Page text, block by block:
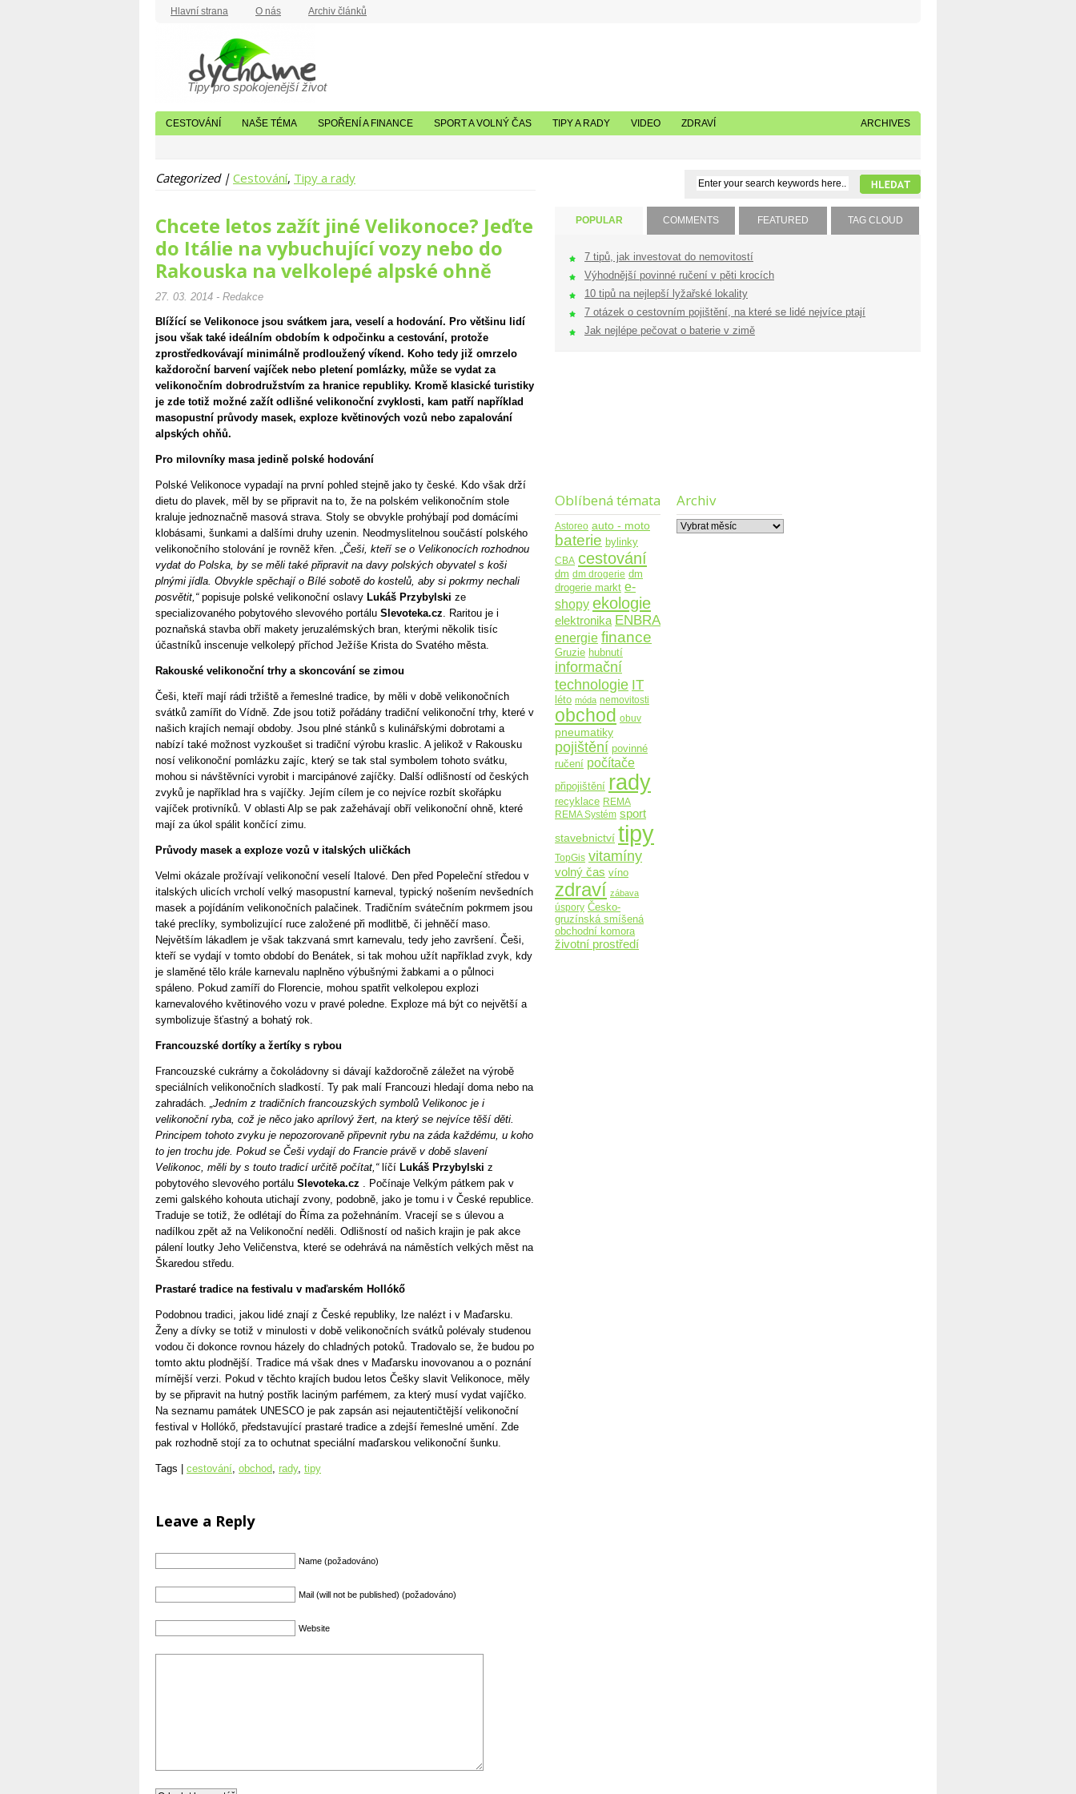
Hlavní strana O nás Archiv článků
Tipy pro spokojenější život
CESTOVÁNÍ NAŠE TÉMA SPOŘENÍ A FINANCE SPORT A VOLNÝ ČAS TIPY A RADY VIDEO ZDRAVÍ ARCHIVES
Categorized | Cestování, Tipy a rady
Chcete letos zažít jiné Velikonoce? Jeďte
do Itálie na vybuchující vozy nebo do
Rakouska na velkolepé alpské ohně
27. 03. 2014 - Redakce
Blížící se Velikonoce jsou svátkem jara, veselí a hodování. Pro většinu lidí
jsou však také ideálním obdobím k odpočinku a cestování, protože
zprostředkovávají minimálně prodloužený víkend. Koho tedy již omrzelo
každoroční barvení vajíček nebo pletení pomlázky, může se vydat za
velikonočním dobrodružstvím za hranice republiky. Kromě klasické turistiky
je zde totiž možné zažít odlišné velikonoční zvyklosti, kam patří například
masopustní průvody masek, exploze květinových vozů nebo zapalování
alpských ohňů.
Pro milovníky masa jedině polské hodování
Polské Velikonoce vypadají na první pohled stejně jako ty české. Kdo však drží
dietu do plavek, měl by se připravit na to, že na polském velikonočním stole
kraluje jednoznačně masová strava. Stoly se obvykle prohýbají pod domácími
klobásami, šunkami a dalšími druhy uzenin. Neodmyslitelnou součástí polského
velikonočního stolování je rovněž křen. „Češi, kteří se o Velikonocích rozhodnou
vydat do Polska, by se měli také připravit na davy polských obyvatel s koši
plnými jídla. Obvykle spěchají o Bílé sobotě do kostelů, aby si pokrmy nechali
posvětit,“popisuje polské velikonoční oslavy Lukáš Przybylski ze
specializovaného pobytového slevového portálu Slevoteka.cz. Raritou je i
poznaňská stavba obří makety jeruzalémských bran, kterými několik tisíc
účastníků inscenuje velkolepý příchod Ježíše Krista do Svatého města.
Rakouské velikonoční trhy a skoncování se zimou
Češi, kteří mají rádi tržiště a řemeslné tradice, by měli v době velikonočních
svátků zamířit do Vídně. Zde jsou totiž pořádány tradiční velikonoční trhy, které v
našich krajích nemají obdoby. Jsou plné stánků s kulinářskými dobrotami a
nabízí také možnost vyzkoušet si tradiční výrobu kraslic. A jelikož v Rakousku
nosí velikonoční pomlázku zajíc, který se tak stal symbolem tohoto svátku,
mohou si návštěvníci vyrobit i marcipánové zajíčky. Další odlišností od českých
zvyků je například hra s vajíčky. Jejím cílem je co nejvíce rozbít skořápku
vajíček protivníků. V oblasti Alp se pak zažehávají obří velikonoční ohně, které
mají za úkol spálit končící zimu.
Průvody masek a exploze vozů v italských uličkách
Velmi okázale prožívají velikonoční veselí Italové. Den před Popeleční středou v
italských ulicích vrcholí velký masopustní karneval, typický nošením nevšedních
masek a pojídáním velikonočních palačinek. Tradičním svátečním pokrmem jsou
také preclíky, symbolizující ruce založené při modlitbě, či jehněčí maso.
Největším lákadlem je však takzvaná smrt karnevalu, tedy jeho završení. Češi,
kteří se vydají v tomto období do Benátek, si tak mohou užít například zvyk, kdy
je slaměné tělo krále karnevalu naplněno výbušnými žabkami a o půlnoci
spáleno. Pokud zamíří do Florencie, mohou spatřit velkolepou explozi
karnevalového květinového vozu v pravé poledne. Exploze má být co největší a
symbolizuje šťastný a bohatý rok.
Francouzské dortíky a žertíky s rybou
Francouzské cukrárny a čokoládovny si dávají každoročně záležet na výrobě
speciálních velikonočních sladkostí. Ty pak malí Francouzi hledají doma nebo na
zahradách. „Jedním z tradičních francouzských symbolů Velikonoc je i
velikonoční ryba, což je něco jako aprílový žert, na který se nejvíce těší děti.
Principem tohoto zvyku je nepozorovaně připevnit rybu na záda každému, u koho
to jen trochu jde. Pokud se Češi vydají do Francie právě v době slavení
Velikonoc, měli by s touto tradicí určitě počítat,“líčí Lukáš Przybylski z
pobytového slevového portálu Slevoteka.cz . Počínaje Velkým pátkem pak v
zemi galského kohouta utichají zvony, podobně, jako je tomu i v České republice.
Traduje se totiž, že odlétají do Říma za požehnáním. Vracejí se s úlevou a
nadílkou zpět až na Velikonoční neděli. Odlišností od našich krajin je pak akce
pálení loutky Jeho Veličenstva, které se odehrává na náměstích velkých měst na
Škaredou středu.
Prastaré tradice na festivalu v maďarském Hollókő
Podobnou tradici, jakou lidé znají z České republiky, lze nalézt i v Maďarsku.
Ženy a dívky se totiž v minulosti v době velikonočních svátků polévaly studenou
vodou či dokonce rovnou házely do chladných potoků. Tradovalo se, že budou po
tomto aktu plodnější. Tradice má však dnes v Maďarsku inovovanou a o poznání
mírnější verzi. Pokud v těchto krajích budou letos Češky slavit Velikonoce, měly
by se připravit na hutný postřik laciným parfémem, za který musí vydat vajíčko.
Na seznamu památek UNESCO je pak zapsán asi nejautentičtější velikonoční
festival v Hollókő, představující prastaré tradice a zdejší řemeslné umění. Zde
pak rozhodně stojí za to ochutnat speciální maďarskou velikonoční šunku.
Tags | cestování, obchod, rady, tipy
Leave a Reply
Name (požadováno)
Mail (will not be published) (požadováno)
Website
POPULAR COMMENTS FEATURED TAG CLOUD
7 tipů, jak investovat do nemovitostí
Výhodnější povinné ručení v pěti krocích
10 tipů na nejlepší lyžařské lokality
7 otázek o cestovním pojištění, na které se lidé nejvíce ptají
Jak nejlépe pečovat o baterie v zimě
Oblíbená témata
Astoreo auto - moto
baterie bylinky
CBA cestování
dm dm drogerie dm
drogerie markt e-
shopy ekologie
elektronika ENBRA
energie finance
Gruzie hubnutí
informační
technologie IT
léto móda nemovitosti
obchod obuv
pneumatiky
pojištění povinné
ručení počítače
připojištění rady
recyklace REMA
REMA Systém sport
stavebnictví tipy
TopGis vitamíny
volný čas víno
zdraví zábava
úspory Česko-
gruzínská smíšená
obchodní komora
životní prostředí
Archiv
Archiv